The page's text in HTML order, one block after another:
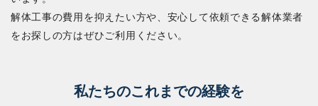
解体工事の費用を抑えたい方や、安心して依頼できる解体業者
をお探しの方はぜひご利用ください。
私たちのこれまでの経験を